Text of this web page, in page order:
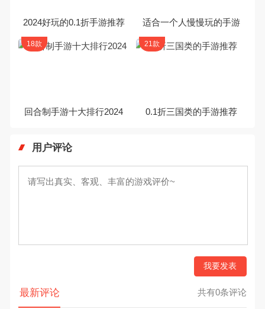
2024好玩的0.1折手游推荐 适合一个人慢慢玩的手游
回合制手游十大排行2024
18款
0.1折三国类的手游推荐
21款
用户评论
我要发表
最新评论 共有0条评论